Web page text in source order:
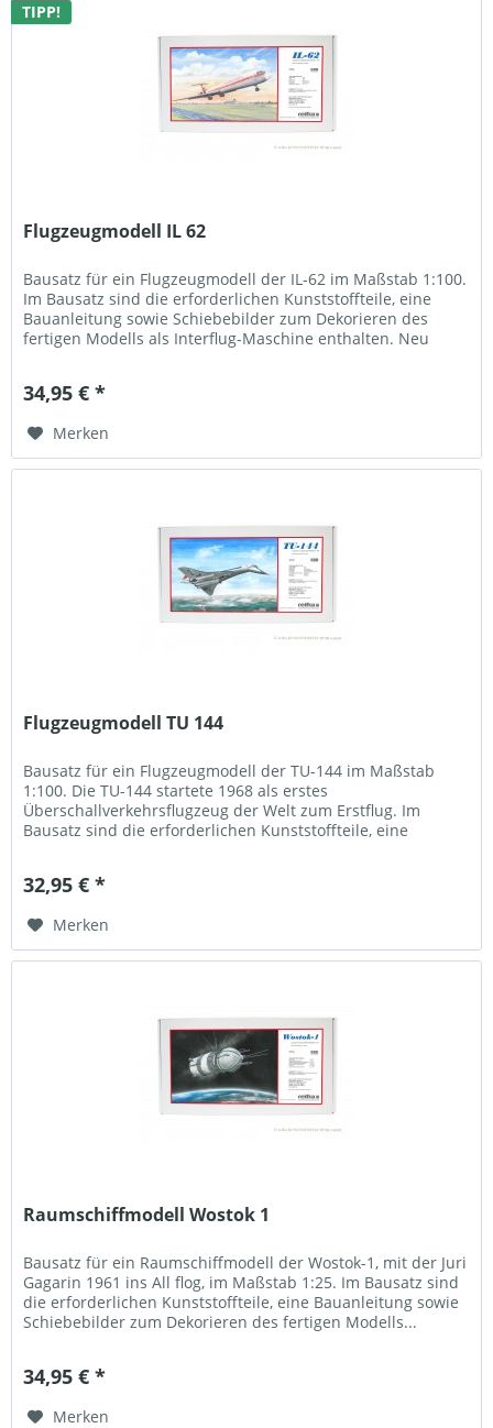
TIPP!
Flugzeugmodell IL 62
Bausatz für ein Flugzeugmodell der IL-62 im Maßstab 1:100.
Im Bausatz sind die erforderlichen Kunststoffteile, eine
Bauanleitung sowie Schiebebilder zum Dekorieren des
fertigen Modells als Interflug-Maschine enthalten. Neu
34,95 € *
Merken
Flugzeugmodell TU 144
Bausatz für ein Flugzeugmodell der TU-144 im Maßstab
1:100. Die TU-144 startete 1968 als erstes
Überschallverkehrsflugzeug der Welt zum Erstflug. Im
Bausatz sind die erforderlichen Kunststoffteile, eine
32,95 € *
Merken
Raumschiffmodell Wostok 1
Bausatz für ein Raumschiffmodell der Wostok-1, mit der Juri
Gagarin 1961 ins All flog, im Maßstab 1:25. Im Bausatz sind
die erforderlichen Kunststoffteile, eine Bauanleitung sowie
Schiebebilder zum Dekorieren des fertigen Modells...
34,95 € *
Merken